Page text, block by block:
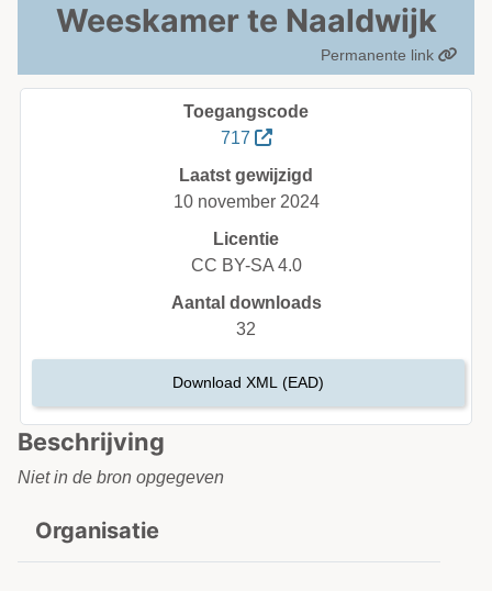
Weeskamer te Naaldwijk
Permanente link
Beschrijving
Niet in de bron opgegeven
Organisatie
Toegangscode
717
Laatst gewijzigd
10 november 2024
Licentie
CC BY-SA 4.0
Aantal downloads
32
Download XML (EAD)